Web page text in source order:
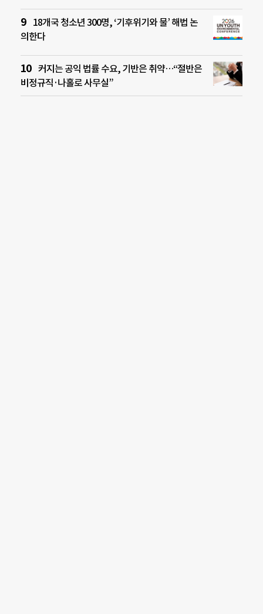
18개국 청소년 300명, ‘기후위기와 물’ 해법 논
의한다
커지는 공익 법률 수요, 기반은 취약…“절반은
비정규직·나홀로 사무실”